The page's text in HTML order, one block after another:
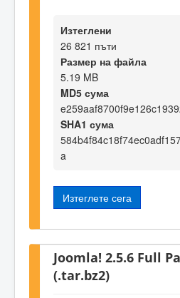
Изтеглени
26 821 пъти
Размер на файла
5.19 MB
MD5 сума
SHA1 сума
a
Изтеглете сега
Joomla! 2.5.6 Full
(.tar.bz2)